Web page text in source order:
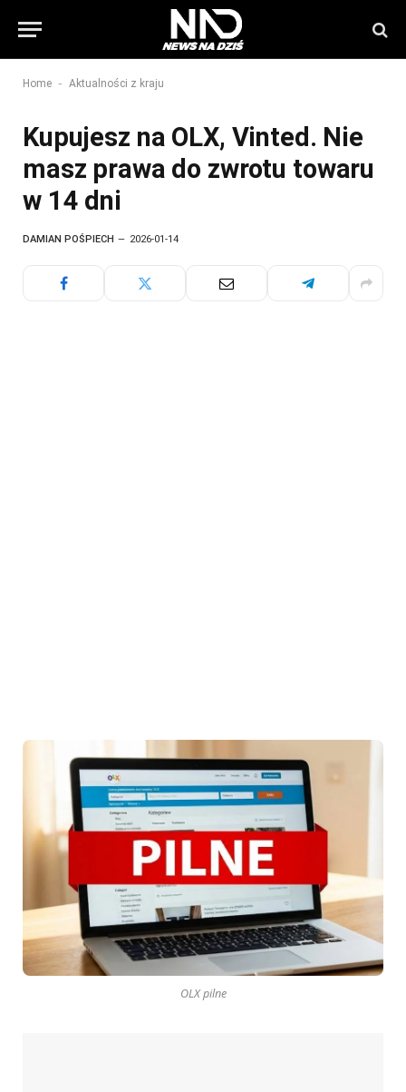
Home - Aktualności z kraju
Kupujesz na OLX, Vinted. Nie
masz prawa do zwrotu towaru
w 14 dni
DAMIAN POŚPIECH 2026-01-14
OLX pilne